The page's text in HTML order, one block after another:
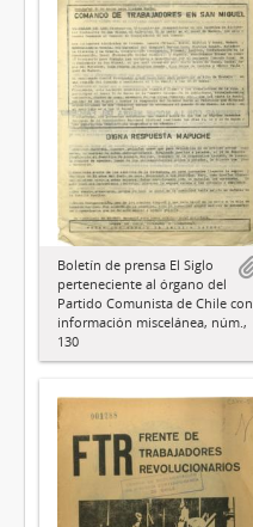
Boletín de prensa El Siglo
perteneciente al órgano del
Partido Comunista de Chile con
información miscelánea, núm.,
130